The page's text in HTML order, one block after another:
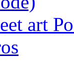
art